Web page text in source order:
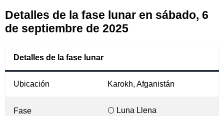
Detalles de la fase lunar en sábado, 6
de septiembre de 2025
Detalles de la fase lunar
Ubicación Karokh, Afganistán
Fase 🌕 Luna Llena